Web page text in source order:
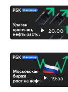
20:00
19:55